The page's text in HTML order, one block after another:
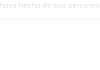
hecho de sus servicios.